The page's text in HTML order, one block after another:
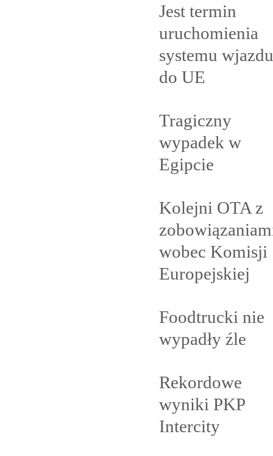
Jest termin
uruchomienia
systemu wjazdu
do UE
Tragiczny
wypadek w
Egipcie
Kolejni OTA z
wobec Komisji
Europejskiej
Foodtrucki nie
wypadły źle
Rekordowe
wyniki PKP
Intercity